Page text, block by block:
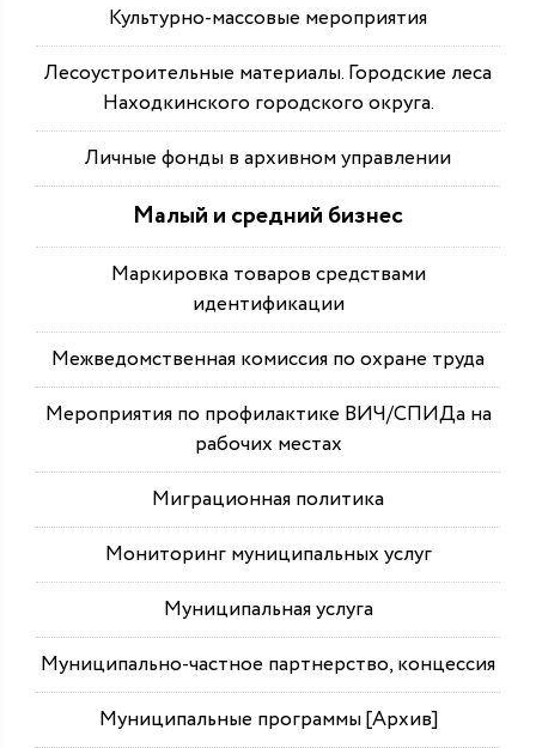
Культурно-массовые мероприятия
Лесоустроительные материалы. Городские леса
Находкинского городского округа.
Личные фонды в архивном управлении
Малый и средний бизнес
Маркировка товаров средствами
идентификации
Межведомственная комиссия по охране труда
Мероприятия по профилактике ВИЧ/СПИДа на
рабочих местах
Миграционная политика
Мониторинг муниципальных услуг
Муниципальная услуга
Муниципально-частное партнерство, концессия
Муниципальные программы [Архив]